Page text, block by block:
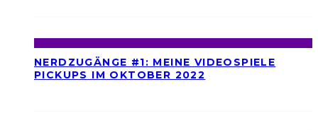
NERDZUGÄNGE #1: MEINE VIDEOSPIELE
PICKUPS IM OKTOBER 2022